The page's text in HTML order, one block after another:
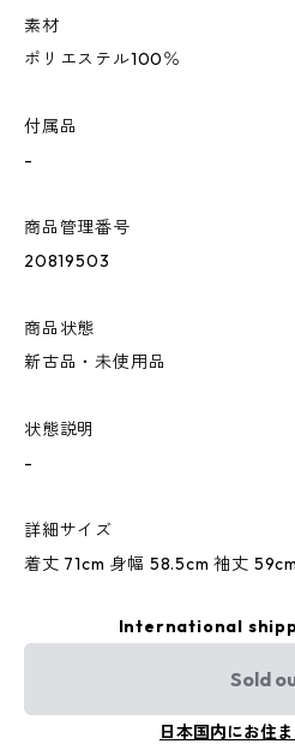
素材
ポリエステル100％
付属品
-
商品管理番号
20819503
商品状態
新古品・未使用品
状態説明
-
詳細サイズ
着丈 71cm 身幅 58.5cm 袖丈
International
Sold
日本国内にお住